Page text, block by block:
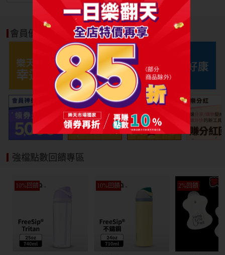
會員優惠好康
強檔點數回饋專區